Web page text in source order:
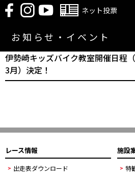
ネット投票
お知らせ・イベント
伊勢崎キッズバイク教室開催日程
3月）決定！
レース情報
出走表ダウンロード
施設
特